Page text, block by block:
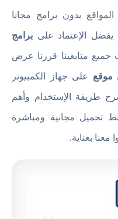
بدون برامج مجانا
الإعتماد على برامج
جميع متابعينا قررنا عرض
موقع على جهاز الكمبيوتر
طريقة الإستخدام وأهم
تحميل مجانية ومباشرة
معنا بعناية.